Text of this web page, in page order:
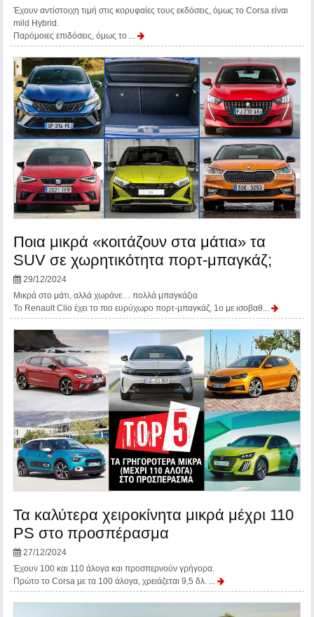
Έχουν αντίστοιχη τιμή στις κορυφαίες τους εκδόσεις, όμως το Corsa είναι
mild Hybrid.
Παρόμοιες επιδόσεις, όμως το ...
Ποια μικρά «κοιτάζουν στα μάτια» τα
SUV σε χωρητικότητα πορτ-μπαγκάζ;
29/12/2024
Μικρά στο μάτι, αλλά χωράνε… πολλά μπαγκάζια
Το Renault Clio έχει το πιο ευρύχωρο πορτ-μπαγκάζ, 1ο με ισοβαθ...
Τα καλύτερα χειροκίνητα μικρά μέχρι 110
PS στο προσπέρασμα
27/12/2024
Έχουν 100 και 110 άλογα και προσπερνούν γρήγορα.
Πρώτο το Corsa με τα 100 άλογα, χρειάζεται 9,5 δλ. ...